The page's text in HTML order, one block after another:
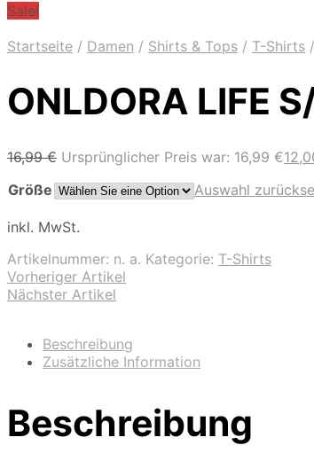
Sale!
Startseite / Damen / Shirts & Tops / T-Shirts /
ONLDORA LIFE
16,99€ Ursprünglicher Preis war: 16,99 €
Größe
Auswahl
inkl. MwSt.
Artikelnummer: n. a. Kategorie: T-Shirts
Vorheriger Artikel
Nächster Artikel
Beschreibung
Zusätzliche Information
Beschreibung